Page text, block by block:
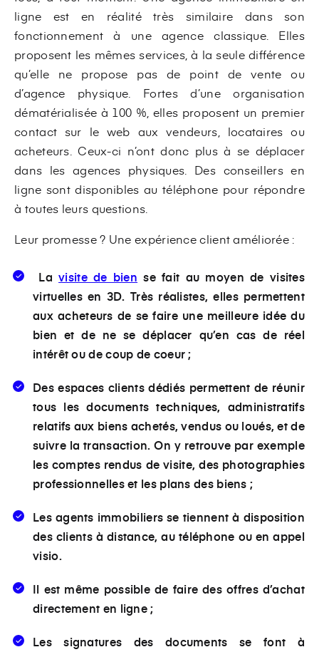
ligne est en réalité très similaire dans son
fonctionnement à une agence classique. Elles
proposent les mêmes services, à la seule différence
qu’elle ne propose pas de point de vente ou
d’agence physique. Fortes d’une organisation
dématérialisée à 100 %, elles proposent un premier
contact sur le web aux vendeurs, locataires ou
acheteurs. Ceux-ci n’ont donc plus à se déplacer
dans les agences physiques. Des conseillers en
ligne sont disponibles au téléphone pour répondre
à toutes leurs questions.
Leur promesse ? Une expérience client améliorée :
Lavisite de bien se fait au moyen de visites
virtuelles en 3D. Très réalistes, elles permettent
aux acheteurs de se faire une meilleure idée du
bien et de ne se déplacer qu’en cas de réel
intérêt ou de coup de coeur ;
Des espaces clients dédiés permettent de réunir
tous les documents techniques, administratifs
relatifs aux biens achetés, vendus ou loués, et de
suivre la transaction. On y retrouve par exemple
les comptes rendus de visite, des photographies
professionnelles et les plans des biens ;
Les agents immobiliers se tiennent à disposition
des clients à distance, au téléphone ou en appel
visio.
Il est même possible de faire des offres d’achat
directement en ligne ;
Les signatures des documents se font à